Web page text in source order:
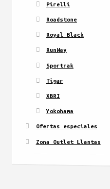
Pirelli
Roadstone
Royal Black
RunWay
Sportrak
Tigar
XBRI
Yokohama
Ofertas especiales
Zona Outlet Llantas